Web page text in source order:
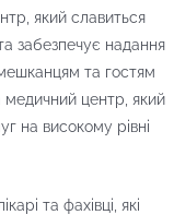
який славиться
забезпечує надання
мешканцям та гостям
медичний центр, який
на високому рівні
та фахівці, які